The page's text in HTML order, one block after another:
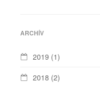
ARCHÍV
2019 (1)
2018 (2)